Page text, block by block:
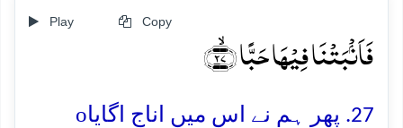
Play Copy
فَاَنۡۢبَتۡنَا فِیۡہَا حَبًّا ﴿ۙ۲۷﴾
27. پھر ہم نے اس میں اناج اگایا o